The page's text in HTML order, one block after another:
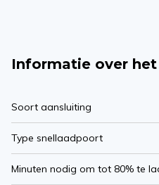
Informatie over
Soort aansluiting
Type snellaadpoort
Minuten nodig om tot 80% te